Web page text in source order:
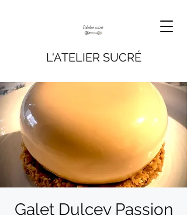
L'ATELIER SUCRÉ
Galet Dulcey Passion